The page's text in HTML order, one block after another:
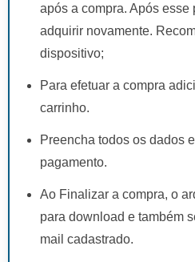
após a compra. Após esse
adquirir novamente.
dispositivo;
Para efetuar a compra
carrinho.
Preencha todos os dados
pagamento.
Ao Finalizar a compra, o
para download e também
mail cadastrado.